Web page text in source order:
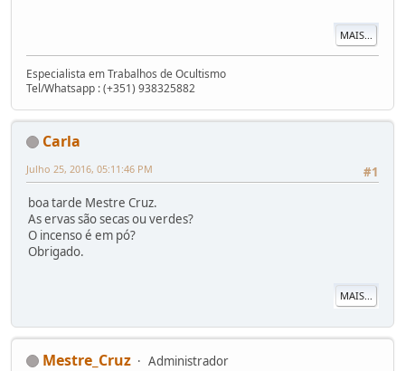
MAIS...
Especialista em Trabalhos de Ocultismo
Tel/Whatsapp : (+351) 938325882
Carla
#1
Julho 25, 2016, 05:11:46 PM
boa tarde Mestre Cruz.
As ervas são secas ou verdes?
O incenso é em pó?
Obrigado.
MAIS...
Mestre_Cruz
Administrador